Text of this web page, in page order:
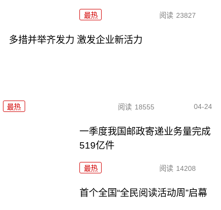
最热 阅读 23827
多措并举齐发力 激发企业新活力
最热 阅读 18555 04-24
一季度我国邮政寄递业务量完成
519亿件
最热 阅读 14208
首个全国“全民阅读活动周”启幕